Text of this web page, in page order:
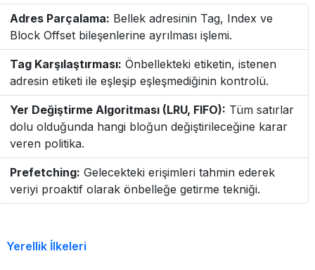
Adres Parçalama: Bellek adresinin Tag, Index ve
Block Offset bileşenlerine ayrılması işlemi.
Tag Karşılaştırması: Önbellekteki etiketin, istenen
adresin etiketi ile eşleşip eşleşmediğinin kontrolü.
Yer Değiştirme Algoritması (LRU, FIFO): Tüm satırlar
dolu olduğunda hangi bloğun değiştirileceğine karar
veren politika.
Prefetching: Gelecekteki erişimleri tahmin ederek
veriyi proaktif olarak önbelleğe getirme tekniği.
Yerellik İlkeleri